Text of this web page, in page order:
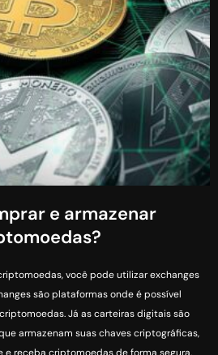
e armazenar
você pode utilizar exchanges
são plataformas onde é possível
Já as carteiras digitais são
armazenam suas chaves criptográficas,